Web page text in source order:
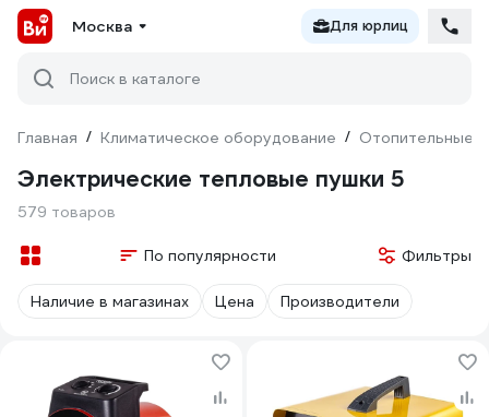
Москва Для юрлиц
Поиск в каталоге
Главная / Климатическое оборудование / Отопительные
Электрические тепловые пушки 5
579 товаров
По популярности Фильтры
Наличие в магазинах Цена Производители